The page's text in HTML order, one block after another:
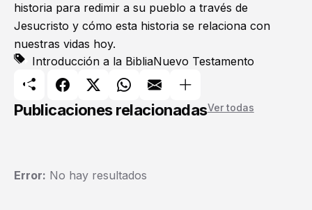
historia para redimir a su pueblo a través de
Jesucristo y cómo esta historia se relaciona con
nuestras vidas hoy.
Introducción a la BibliaNuevo Testamento
Publicaciones relacionadasVer todas
Error: No hay resultados